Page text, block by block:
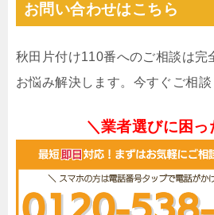
お問い合わせはこちら
秋田片付け110番へのご相談は完
お悩み解決します。今すぐご相談
＼業者選びに困